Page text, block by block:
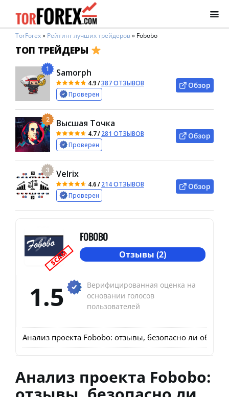
TorForex» Рейтинг лучших трейдеров» Fobobo
ТОП ТРЕЙДЕРЫ
1 Samorph
4.9/387 ОТЗЫВОВ
Проверен
Обзор
2 Высшая Точка
4.7/281 ОТЗЫВОВ
Проверен
Обзор
3 Velrix
4.6/214 ОТЗЫВОВ
Проверен
Обзор
SCAM
FOBOBO
Отзывы (2)
1.5
Верифицированная оценка на
основании голосов
пользователей
Анализ проекта Fobobo: отзывы, безопасно ли
Анализ проекта Fobobo: